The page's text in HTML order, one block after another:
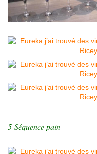
5-Séquence pain